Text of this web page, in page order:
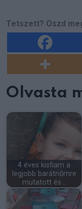
Tetszett? Oszd
Olvasta
4 éves kisfiam a
legjobb barátnőmre
mutatott és…